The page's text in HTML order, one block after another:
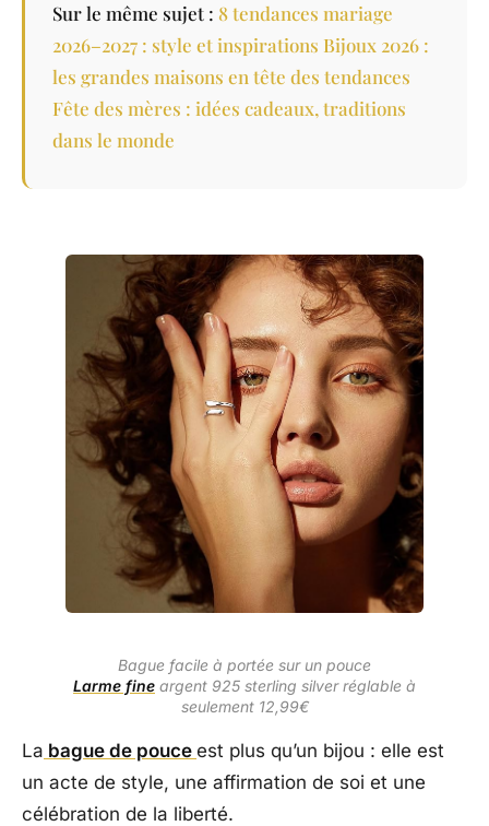
Sur le même sujet : 8 tendances mariage
2026–2027 : style et inspirations Bijoux 2026 :
les grandes maisons en tête des tendances
Fête des mères : idées cadeaux, traditions
dans le monde
Bague facile à portée sur un pouce
Larme fine argent 925 sterling silver réglable à
seulement 12,99€
La bague de pouce est plus qu’un bijou : elle est
un acte de style, une affirmation de soi et une
célébration de la liberté.